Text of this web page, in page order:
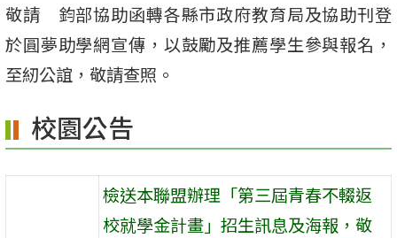
容
區
敬請 鈞部協助函轉各縣市政府教育局及協助刊登
於圓夢助學網宣傳，以鼓勵及推薦學生參與報名，
至紉公誼，敬請查照。
校園公告
檢送本聯盟辦理「第三屆青春不輟返
校就學金計畫」招生訊息及海報，敬